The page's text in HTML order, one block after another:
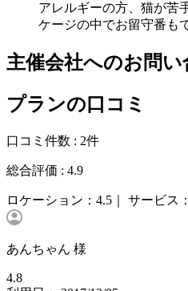
アレルギーの方、猫が苦
ケージの中でお留守番も
主催会社へのお問い
プランの口コミ
口コミ件数 : 2件
総合評価 : 4.9
ロケーション： 4.5｜ サービス：
あんちゃん 様
4.8